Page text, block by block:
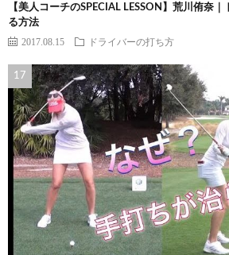
【美人コーチのSPECIAL LESSON】荒川侑奈
る方法
2017.08.15 ドライバーの打ち方